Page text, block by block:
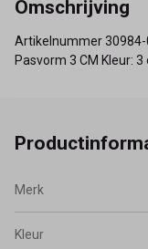
Omschrijving
Artikelnummer 30984-
Pasvorm 3 CM Kleur:
Merk
Kleur